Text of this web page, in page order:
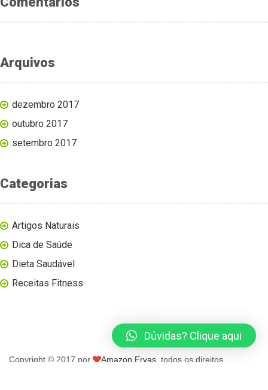
Arquivos
dezembro 2017
outubro 2017
setembro 2017
Categorias
Artigos Naturais
Dica de Saúde
Dieta Saudável
Receitas Fitness
Copyright © 2017 por Amazon Ervas , todos os direitos
Dúvidas? Clique aqui